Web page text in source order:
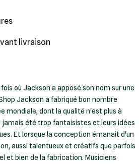
livraison
où Jackson a apposé son nom sur une
Jackson a fabriqué bon nombre
mondiale, dont la qualité n'est plus à
jamais été trop fantaisistes et leurs idées
Et lorsque la conception émanait d'un
aussi talentueux et créatifs que parfois
et bien de la fabrication. Musiciens